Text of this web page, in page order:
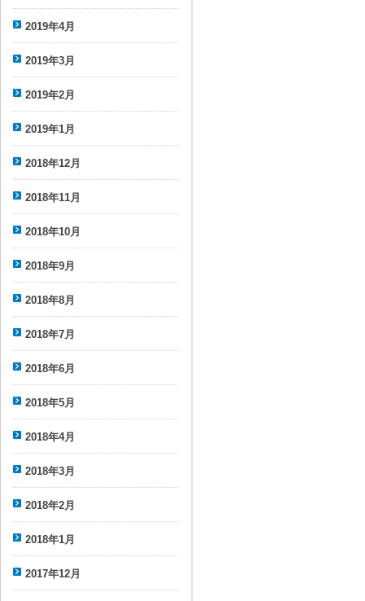
2019年4月
2019年3月
2019年2月
2019年1月
2018年12月
2018年11月
2018年10月
2018年9月
2018年8月
2018年7月
2018年6月
2018年5月
2018年4月
2018年3月
2018年2月
2018年1月
2017年12月